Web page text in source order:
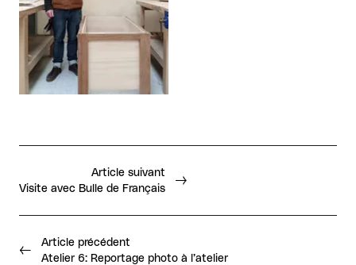
Article précédent
Atelier 6: Reportage photo à l’atelier
Article suivant
Visite avec Bulle de Français